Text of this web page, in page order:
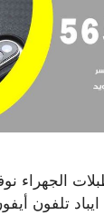
الجهراء
تلفون